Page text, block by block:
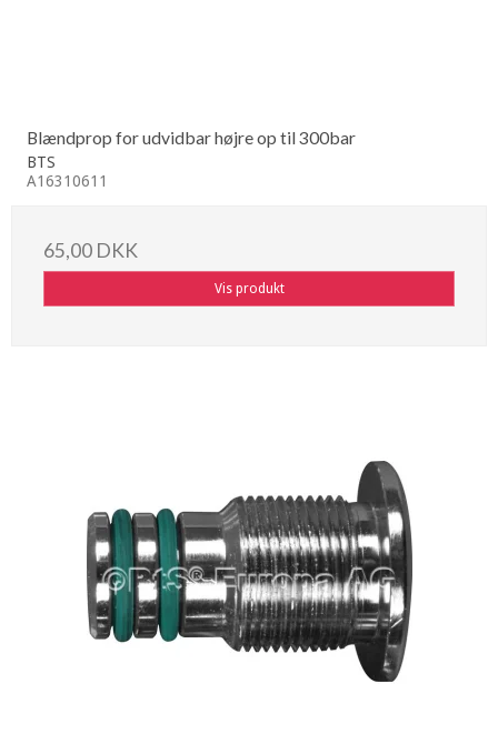
Blændprop for udvidbar højre op til 300bar
BTS
A16310611
65,00 DKK
Vis produkt